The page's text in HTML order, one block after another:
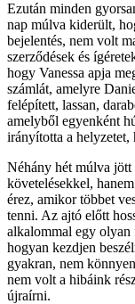
Ezután minden
nap múlva kiderült,
bejelentés, nem volt
szerződések és
hogy Vanessa apja
számlát, amelyre
felépített, lassan,
amelyből egyenként
irányította a helyzetet,
Néhány hét múlva jött
követelésekkel,
érez, amikor többet
tenni. Az ajtó előtt
alkalommal egy olyan
hogyan kezdjen
gyakran, nem
nem volt a hibáink
újraírni.